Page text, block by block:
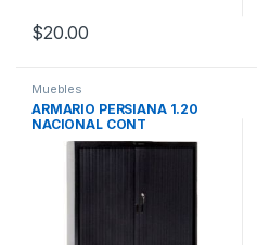
$20.00
Muebles
ARMARIO PERSIANA 1.20
NACIONAL CONT